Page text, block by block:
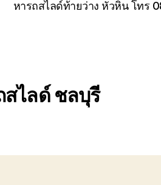
หารถสไลด์ท้ายว่าง หัวหิน โทร
สไลด์ ชลบุรี